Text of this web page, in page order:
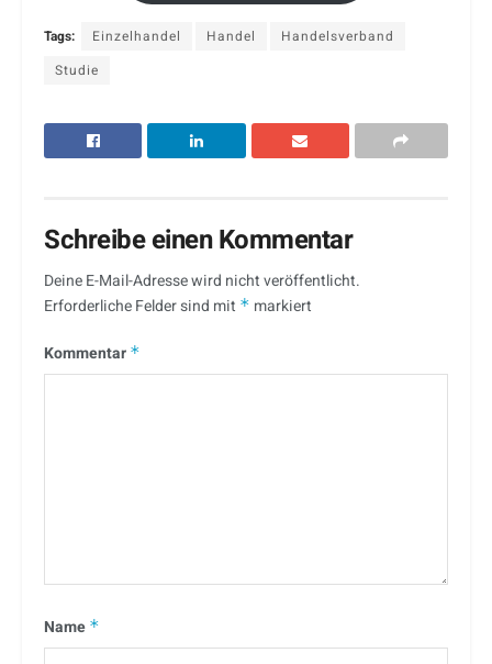
Tags: Einzelhandel Handel
Handelsverband
Studie
Schreibe einen Kommentar
Deine E-Mail-Adresse wird nicht veröffentlicht.
Erforderliche Felder sind mit * markiert
Kommentar *
Name *